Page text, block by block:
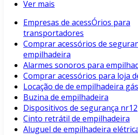
Ver mais
Empresas de acessÓrios para
transportadores
Comprar acessórios de
empilhadeira
Alarmes sonoros para
Comprar acessórios para loja
Locação de de empilhadeira
Buzina de empilhadeira
Dispositivos de segurança nr12
Cinto retrátil de empilhadeira
Aluguel de empilhadeira